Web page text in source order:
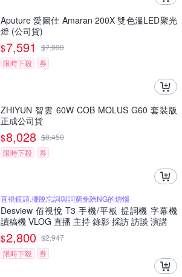
Aputure 愛圖仕 Amaran 200X 雙色溫LED聚光
燈 (公司貨)
$7,591 $7,990
限時下殺
券
ZHIYUN 智雲 60W COB MOLUS G60 套裝版
正成公司貨
$8,028 $8,450
限時下殺
券
直視鏡頭,擺脫忘詞與詞窮免除NG的煩惱
Desview 佰視悅 T3 手機/平板 提詞機 字幕機
讀稿機 VLOG 直播 主持 錄影 採訪 訪談 演講
$2,800 $2,947
限時下殺
券